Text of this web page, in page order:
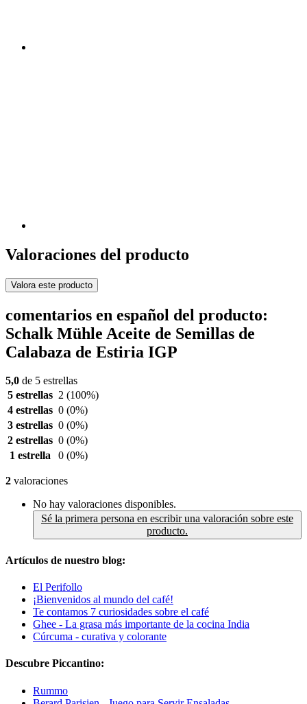
Valoraciones del producto
Valora este producto
comentarios en español del producto:
Schalk Mühle Aceite de Semillas de
Calabaza de Estiria IGP
5,0 de 5 estrellas
5 estrellas 2 (100%)
4 estrellas 0 (0%)
3 estrellas 0 (0%)
2 estrellas 0 (0%)
1 estrella
0 (0%)
2 valoraciones
No hay valoraciones disponibles.
Sé la primera persona en escribir una valoración sobre este
producto.
Artículos de nuestro blog:
El Perifollo
¡Bienvenidos al mundo del café!
Te contamos 7 curiosidades sobre el café
Ghee - La grasa más importante de la cocina India
Cúrcuma - curativa y colorante
Descubre Piccantino:
Rummo